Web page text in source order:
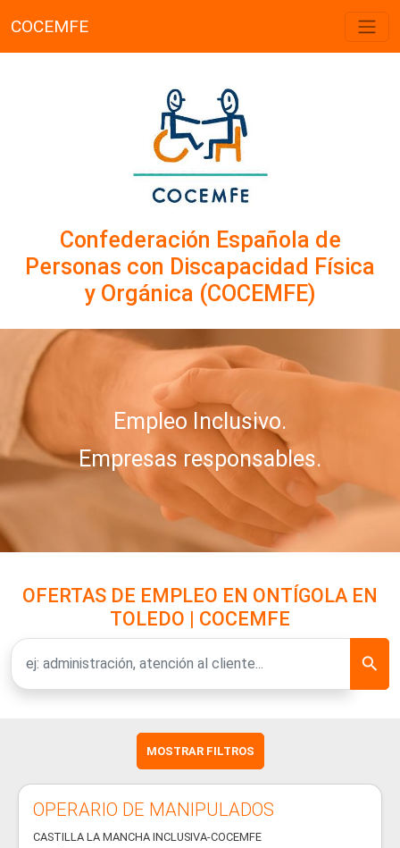
COCEMFE
Confederación Española de
Personas con Discapacidad Física
y Orgánica (COCEMFE)
Empleo Inclusivo.
Empresas responsables.
OFERTAS DE EMPLEO EN ONTÍGOLA EN
TOLEDO | COCEMFE
MOSTRAR FILTROS
OPERARIO DE MANIPULADOS
CASTILLA LA MANCHA INCLUSIVA-COCEMFE